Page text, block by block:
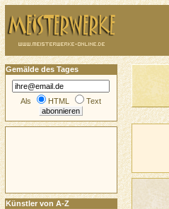
Gemälde des Tages
Als HTML Text
Künstler von A-Z